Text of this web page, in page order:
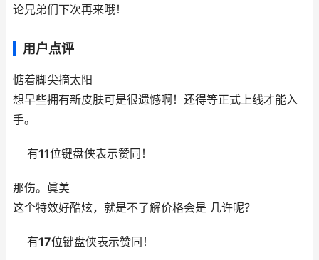
论兄弟们下次再来哦！
用户点评
惦着脚尖摘太阳
想早些拥有新皮肤可是很遗憾啊！还得等正式上线才能入
手。
有11位键盘侠表示赞同！
那伤。眞美
这个特效好酷炫，就是不了解价格会是 几许呢？
有17位键盘侠表示赞同！